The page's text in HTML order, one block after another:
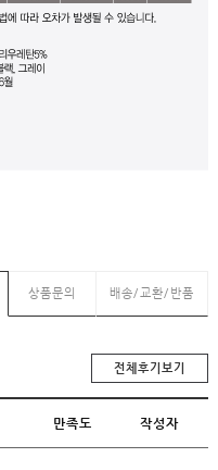
상품문의 배송/교환/반품
전체후기보기
만족도 작성자